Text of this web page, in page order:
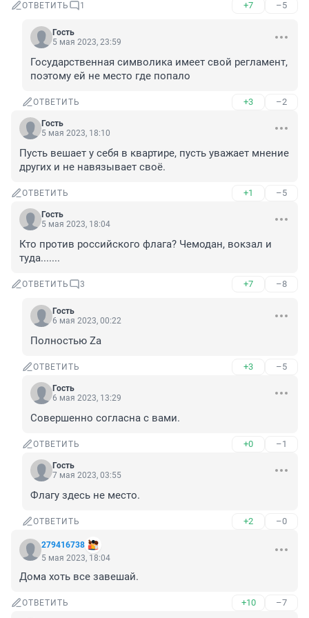
ОТВЕТИТЬ 1 +7 –5
Гость
5 мая 2023, 23:59
Государственная символика имеет свой регламент,
поэтому ей не место где попало
ОТВЕТИТЬ +3 –2
Гость
5 мая 2023, 18:10
Пусть вешает у себя в квартире, пусть уважает мнение
других и не навязывает своё.
ОТВЕТИТЬ +1 –5
Гость
5 мая 2023, 18:04
Кто против российского флага? Чемодан, вокзал и
туда.......
ОТВЕТИТЬ 3 +7 –8
Гость
6 мая 2023, 00:22
Полностью Za
ОТВЕТИТЬ +3 –5
Гость
6 мая 2023, 13:29
Совершенно согласна с вами.
ОТВЕТИТЬ +0 –1
Гость
7 мая 2023, 03:55
Флагу здесь не место.
ОТВЕТИТЬ +2 –0
279416738
5 мая 2023, 18:04
Дома хоть все завешай.
ОТВЕТИТЬ +10 –7